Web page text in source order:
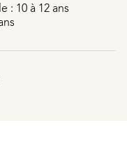
: 10 à 12 ans